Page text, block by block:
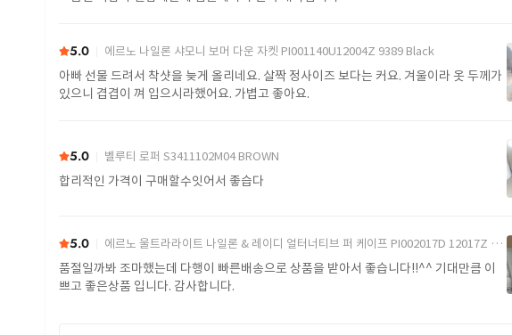
5.0 에르노 나일론 샤모니 보머 다운 자켓 PI001140U12004Z 9389 Black
아빠 선물 드려서 착샷을 늦게 올리네요. 살짝 정사이즈 보다는 커요. 겨울이라 옷 두께가
있으니 겹겹이 껴 입으시라했어요. 가볍고 좋아요.
5.0 벨루티 로퍼 S3411102M04 BROWN
합리적인 가격이 구매할수잇어서 좋습다
5.0 에르노 울트라라이트 나일론 & 레이디 얼터너티브 퍼 케이프 PI002017D 12017Z 1985Chatilly Beige
품절일까봐 조마했는데 다행이 빠른배송으로 상품을 받아서 좋습니다!!^^ 기대만큼 이
쁘고 좋은상품 입니다. 감사합니다.